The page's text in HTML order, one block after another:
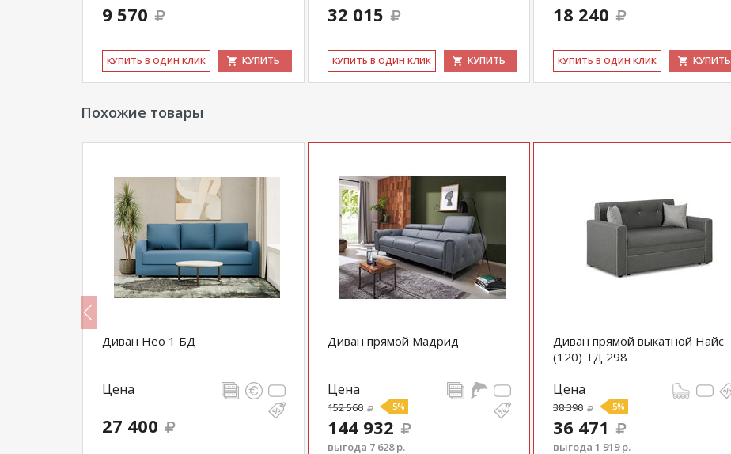
9 570
КУ­ПИТЬ В ОДИН КЛИК КУПИТЬ
32 015
КУ­ПИТЬ В ОДИН КЛИК КУПИТЬ
18 240
КУ­ПИТЬ В ОДИН КЛИК КУПИТЬ
Похожие товары
Диван Нео 1 БД
Цена
27 400
Диван прямой Мадрид
Цена
152 560 -5%
144 932
выгода 7 628 р.
Диван прямой выкатной Найс
(120) ТД 298
Цена
38 390 -5%
36 471
выгода 1 919 р.